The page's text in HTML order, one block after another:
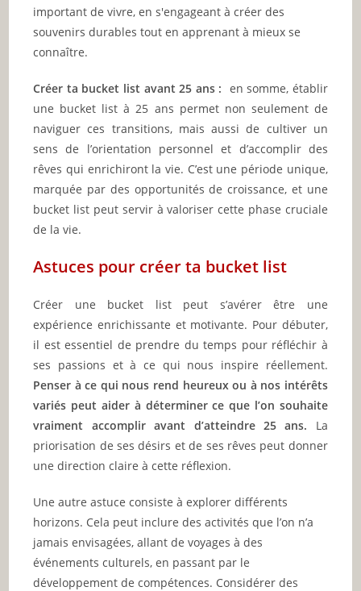
important de vivre, en s'engageant à créer des
souvenirs durables tout en apprenant à mieux se
connaître.
Créer ta bucket list avant 25 ans : en somme, établir
une bucket list à 25 ans permet non seulement de
naviguer ces transitions, mais aussi de cultiver un
sens de l’orientation personnel et d’accomplir des
rêves qui enrichiront la vie. C’est une période unique,
marquée par des opportunités de croissance, et une
bucket list peut servir à valoriser cette phase cruciale
de la vie.
Astuces pour créer ta bucket list
Créer une bucket list peut s’avérer être une
expérience enrichissante et motivante. Pour débuter,
il est essentiel de prendre du temps pour réfléchir à
ses passions et à ce qui nous inspire réellement.
Penser à ce qui nous rend heureux ou à nos intérêts
variés peut aider à déterminer ce que l’on souhaite
vraiment accomplir avant d’atteindre 25 ans. La
priorisation de ses désirs et de ses rêves peut donner
une direction claire à cette réflexion.
Une autre astuce consiste à explorer différents
horizons. Cela peut inclure des activités que l’on n’a
jamais envisagées, allant de voyages à des
événements culturels, en passant par le
développement de compétences. Considérer des